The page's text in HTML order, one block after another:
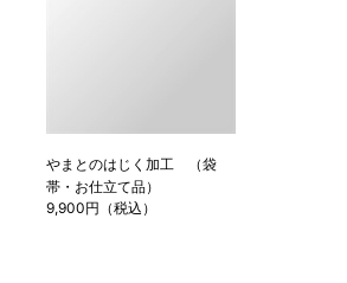
やまとのはじく加工 （袋
帯・お仕立て品）
9,900円（税込）